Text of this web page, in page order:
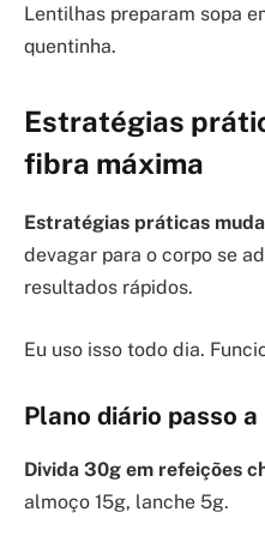
Lentilhas preparam sopa
quentinha.
Estratégias
fibra máxima
Estratégias práticas
devagar para o corpo se
resultados rápidos.
Eu uso isso todo dia.
Plano diário passo a
Divida 30g em refeições
almoço 15g, lanche 5g.